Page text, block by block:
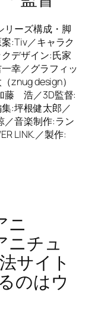
リーズ構成・脚
:Tiv／キャラク
デザイン:氏家
幸／グラフィッ
znug design）
藤 浩／3D監督:
:坪根健太郎／
音楽制作:ラン
LINK.／製作:
ニ
ニチュ
サイト
のはウ